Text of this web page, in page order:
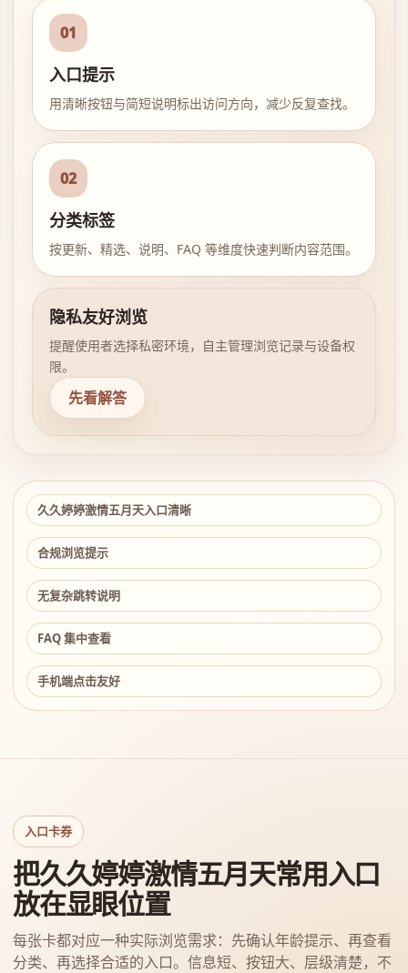
01
入口提示
用清晰按钮与简短说明标出访问方向，减少反复查找。
02
分类标签
按更新、精选、说明、FAQ 等维度快速判断内容范围。
隐私友好浏览
提醒使用者选择私密环境，自主管理浏览记录与设备权
限。
先看解答
久久婷婷激情五月天入口清晰
合规浏览提示
无复杂跳转说明
FAQ 集中查看
手机端点击友好
入口卡券
把久久婷婷激情五月天常用入口
放在显眼位置
每张卡都对应一种实际浏览需求：先确认年龄提示、再查看
分类、再选择合适的入口。信息短、按钮大、层级清楚，不